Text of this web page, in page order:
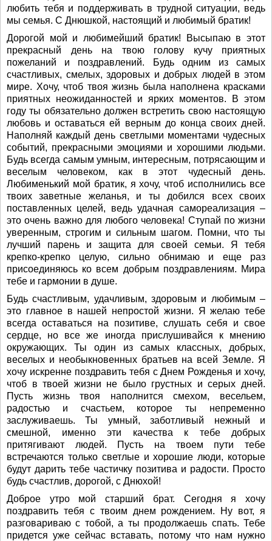
любить тебя и поддерживать в трудной ситуации, ведь
мы семья. С Днюшкой, настоящий и любимый братик!
Дорогой мой и любимейший братик! Высыпаю в этот
прекрасный день на твою голову кучу приятных
пожеланий и поздравлений. Будь одним из самых
счастливых, смелых, здоровых и добрых людей в этом
мире. Хочу, чтоб твоя жизнь была наполнена красками
приятных неожиданностей и ярких моментов. В этом
году ты обязательно должен встретить свою настоящую
любовь и оставаться ей верным до конца своих дней.
Наполняй каждый день светлыми моментами чудесных
событий, прекрасными эмоциями и хорошими людьми.
Будь всегда самым умным, интересным, потрясающим и
веселым человеком, как в этот чудесный день.
Любименький мой братик, я хочу, чтоб исполнились все
твоих заветные желанья, и ты добился всех своих
поставленных целей, ведь удачная самореализация –
это очень важно для любого человека! Ступай по жизни
уверенным, строгим и сильным шагом. Помни, что ты
лучший парень и защита для своей семьи. Я тебя
крепко-крепко целую, сильно обнимаю и еще раз
присоединяюсь ко всем добрым поздравлениям. Мира
тебе и гармонии в душе.
Будь счастливым, удачливым, здоровым и любимым –
это главное в нашей непростой жизни. Я желаю тебе
всегда оставаться на позитиве, слушать себя и свое
сердце, но все же иногда прислушивайся к мнению
окружающих. Ты один из самых классных, добрых,
веселых и необыкновенных братьев на всей Земле. Я
хочу искренне поздравить тебя с Днем Рожденья и хочу,
чтоб в твоей жизни не было грустных и серых дней.
Пусть жизнь твоя наполнится смехом, весельем,
радостью и счастьем, которое ты непременно
заслуживаешь. Ты умный, заботливый нежный и
смешной, именно эти качества к тебе добрых
притягивают людей. Пусть на твоем пути тебе
встречаются только светлые и хорошие люди, которые
будут дарить тебе частичку позитива и радости. Просто
будь счастлив, дорогой, с Днюхой!
Доброе утро мой старший брат. Сегодня я хочу
поздравить тебя с твоим днем рождением. Ну вот, я
разговариваю с тобой, а ты продолжаешь спать. Тебе
придется уже сейчас вставать, потому что нам нужно